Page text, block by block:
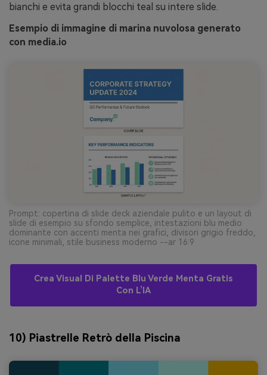
bianchi e evita grandi blocchi teal su intere slide.
Esempio di immagine di marina nuvolosa generato
con media.io
Prompt: copertina di slide deck aziendale pulito e un layout di
slide di esempio su sfondo semplice, intestazioni blu medio
dominante con accenti menta nei grafici, divisori grigio freddo,
icone minimali, stile business moderno --ar 16:9
Crea Visual Di Palette Blu Verde Menta Gratis
Con L’IA
10) Piastrelle Retrò della Piscina